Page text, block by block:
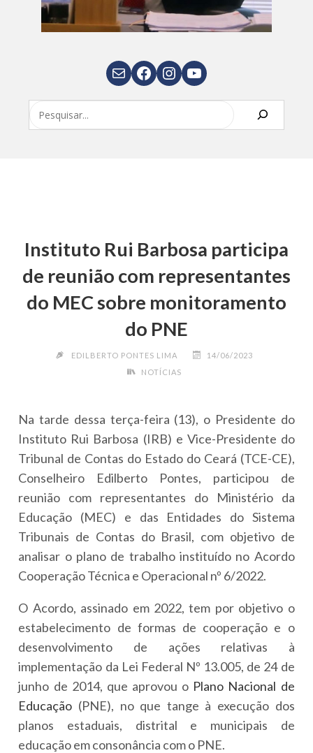
E-mailFacebook
Instagram
Youtube
Instituto Rui Barbosa participa
de reunião com representantes
do MEC sobre monitoramento
do PNE
EDILBERTO PONTES LIMA
14/06/2023
NOTÍCIAS
Na tarde dessa terça-feira (13), o Presidente do
Instituto Rui Barbosa (IRB) e Vice-Presidente do
Tribunal de Contas do Estado do Ceará (TCE-CE),
Conselheiro Edilberto Pontes, participou de
reunião com representantes do Ministério da
Educação (MEC) e das Entidades do Sistema
Tribunais de Contas do Brasil, com objetivo de
analisar o plano de trabalho instituído no Acordo
Cooperação Técnica e Operacional nº 6/2022.
O Acordo, assinado em 2022, tem por objetivo o
estabelecimento de formas de cooperação e o
desenvolvimento de ações relativas à
implementação da Lei Federal Nº 13.005, de 24 de
junho de 2014, que aprovou o Plano Nacional de
Educação (PNE), no que tange à execução dos
planos estaduais, distrital e municipais de
educação em consonância com o PNE.